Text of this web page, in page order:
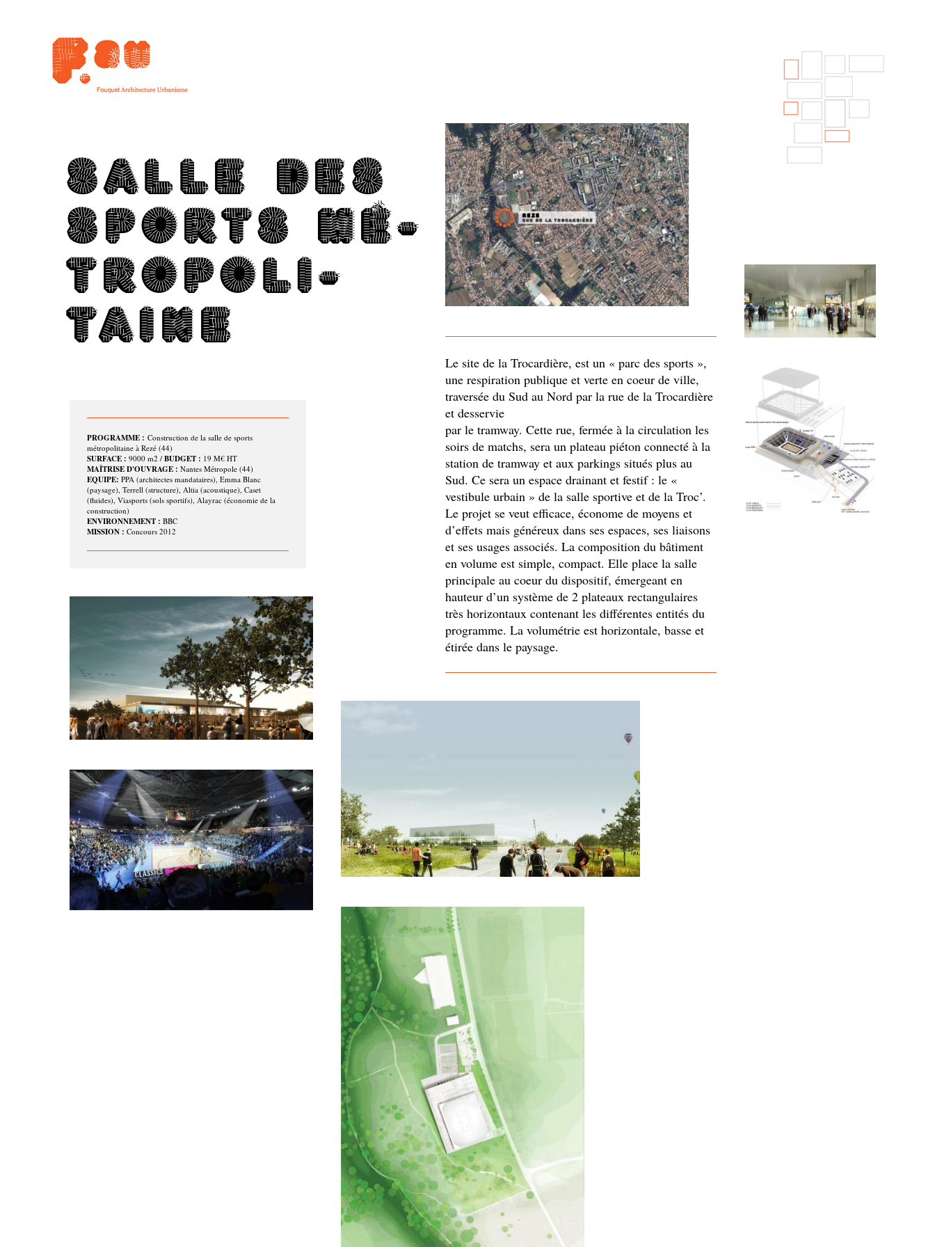
SALLE DES
SPORTS MÉ­
T­RO­PO­LI­
TAINE
Le site de la Trocardière, est un « parc des sports »,
une respiration publique et verte en coeur de ville,
traversée du Sud au Nord par la rue de la Trocardière
et desservie
par le tramway. Cette rue, fermée à la circulation les
soirs de matchs, sera un plateau piéton connecté à la
station de tramway et aux parkings situés plus au
Sud. Ce sera un espace drainant et festif : le «
vestibule urbain » de la salle sportive et de la Troc’.
Le projet se veut efficace, économe de moyens et
d’effets mais généreux dans ses espaces, ses liaisons
et ses usages associés. La composition du bâtiment
en volume est simple, compact. Elle place la salle
principale au coeur du dispositif, émergeant en
hauteur d’un système de 2 plateaux rectangulaires
très horizontaux contenant les différentes entités du
programme. La volumétrie est horizontale, basse et
étirée dans le paysage.
PROGRAMME : Construction de la salle de sports
métropolitaine à Rezé (44)
SURFACE : 9000 m2 / BUDGET : 19 M€ HT
MAÎTRISE D'OUVRAGE : Nantes Métropole (44)
EQUIPE: PPA (architectes mandataires), Emma Blanc
(paysage), Terrell (structure), Altia (acoustique), Caset
(fluides), Viasports (sols sportifs), Alayrac (économie de la
construction)
ENVIRONNEMENT : BBC
MISSION : Concours 2012